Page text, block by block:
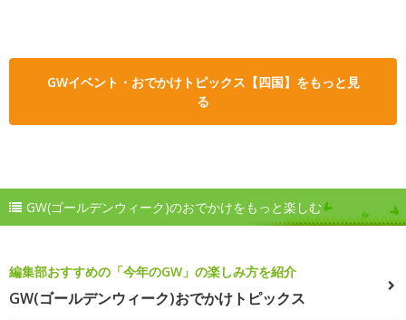
GWイベント・おでかけトピックス【四国】をもっと見
る
GW(ゴールデンウィーク)のおでかけをもっと楽しむ
編集部おすすめの「今年のGW」の楽しみ方を紹介
GW(ゴールデンウィーク)おでかけトピックス